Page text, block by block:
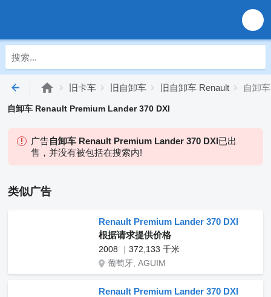
旧卡车 旧自卸车 旧自卸车 Renault 自卸
自卸车 Renault Premium Lander 370 DXI
广告自卸车 Renault Premium Lander 370 DXI已出
售，并没有被包括在搜索内!
类似广告
Renault Premium Lander 370 DXI
根据请求提供价格
2008
372,133 千米
葡萄牙, AGUIM
Renault Premium Lander 370 DXI